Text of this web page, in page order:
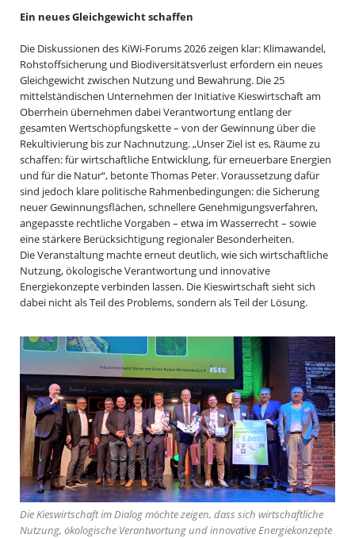
Ein neues Gleichgewicht schaffen
Die Diskussionen des KiWi-Forums 2026 zeigen klar: Klimawandel,
Rohstoffsicherung und Biodiversitätsverlust erfordern ein neues
Gleichgewicht zwischen Nutzung und Bewahrung. Die 25
mittelständischen Unternehmen der Initiative Kieswirtschaft am
Oberrhein übernehmen dabei Verantwortung entlang der
gesamten Wertschöpfungskette – von der Gewinnung über die
Rekultivierung bis zur Nachnutzung. „Unser Ziel ist es, Räume zu
schaffen: für wirtschaftliche Entwicklung, für erneuerbare Energien
und für die Natur“, betonte Thomas Peter. Voraussetzung dafür
sind jedoch klare politische Rahmenbedingungen: die Sicherung
neuer Gewinnungsflächen, schnellere Genehmigungsverfahren,
angepasste rechtliche Vorgaben – etwa im Wasserrecht – sowie
eine stärkere Berücksichtigung regionaler Besonderheiten.
Die Veranstaltung machte erneut deutlich, wie sich wirtschaftliche
Nutzung, ökologische Verantwortung und innovative
Energiekonzepte verbinden lassen. Die Kieswirtschaft sieht sich
dabei nicht als Teil des Problems, sondern als Teil der Lösung.
Die Kieswirtschaft im Dialog möchte zeigen, dass sich wirtschaftliche
Nutzung, ökologische Verantwortung und innovative Energiekonzepte